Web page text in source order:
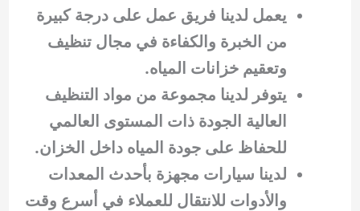
يعمل لدينا فريق عمل على درجة كبيرة
من الخبرة والكفاءة في مجال تنظيف
وتعقيم خزانات المياه.
يتوفر لدينا مجموعة من مواد التنظيف
العالية الجودة ذات المستوى العالمي
للحفاظ على جودة المياه داخل الخزان.
لدينا سيارات مجهزة بأحدث المعدات
والأدوات للانتقال للعملاء في أسرع وقت